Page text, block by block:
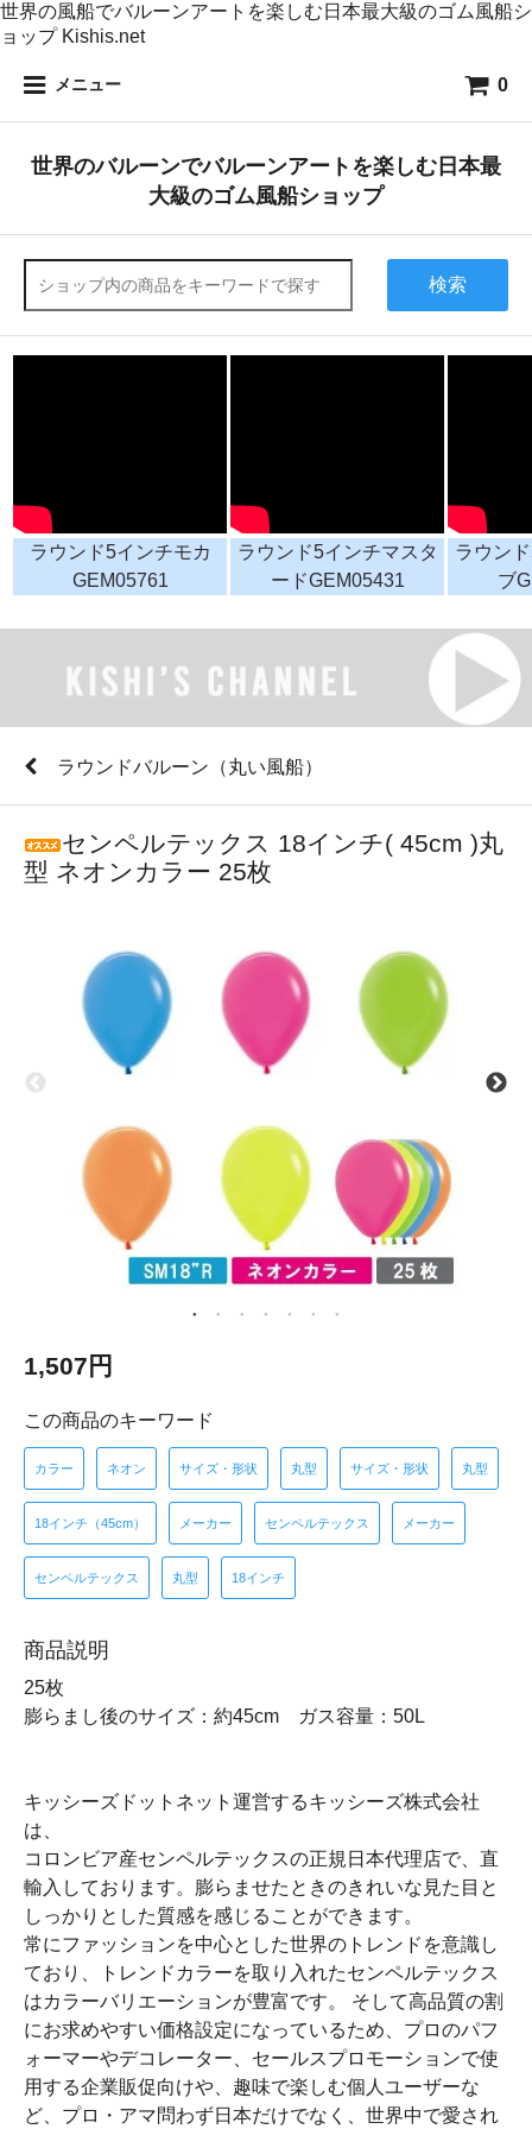
世界の風船でバルーンアートを楽しむ日本最大級のゴム風船シ
ョップ Kishis.net
メニュー 0
世界のバルーンでバルーンアートを楽しむ日本最
大級のゴム風船ショップ
検索
ラウンド5インチモカ
GEM05761
ラウンド5インチマスタ
ードGEM05431
ラウン
ブ
ラウンドバルーン（丸い風船）
センペルテックス 18インチ( 45cm )丸
型 ネオンカラー 25枚
1,507円
この商品のキーワード
カラー ネオン サイズ・形状 丸型 サイズ・形状 丸型
18インチ（45cm） メーカー センペルテックス メーカー
センペルテックス 丸型 18インチ
商品説明
25枚
膨らまし後のサイズ：約45cm ガス容量：50L
キッシーズドットネット運営するキッシーズ株式会社
は、
コロンビア産センペルテックスの正規日本代理店で、直
輸入しております。膨らませたときのきれいな見た目と
しっかりとした質感を感じることができます。
常にファッションを中心とした世界のトレンドを意識し
ており、トレンドカラーを取り入れたセンペルテックス
はカラーバリエーションが豊富です。 そして高品質の割
にお求めやすい価格設定になっているため、プロのパフ
ォーマーやデコレーター、セールスプロモーションで使
用する企業販促向けや、趣味で楽しむ個人ユーザーな
ど、プロ・アマ問わず日本だけでなく、世界中で愛され